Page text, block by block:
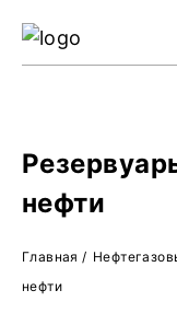
нефти
Главная /
нефти